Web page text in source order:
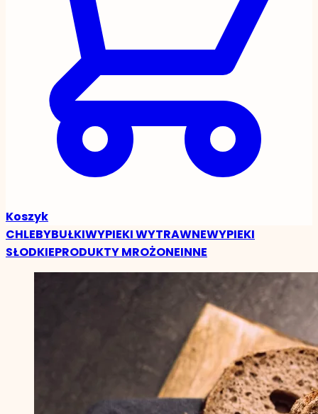
Koszyk
CHLEBYBUŁKIWYPIEKI WYTRAWNEWYPIEKI
SŁODKIEPRODUKTY MROŻONEINNE